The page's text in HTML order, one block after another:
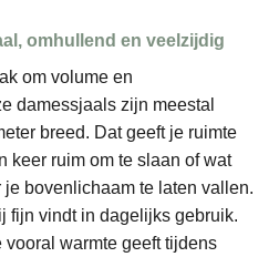
omhullend en veelzijdig
om volume en
damessjaals zijn meestal
breed. Dat geeft je ruimte
keer ruim om te slaan of wat
bovenlichaam te laten vallen.
fijn vindt in dagelijks gebruik.
warmte geeft tijdens